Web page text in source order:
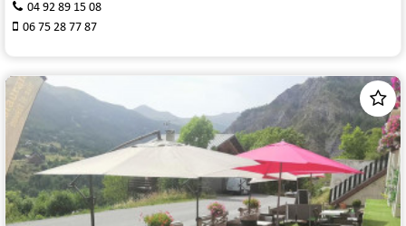
04 92 89 15 08
06 75 28 77 87